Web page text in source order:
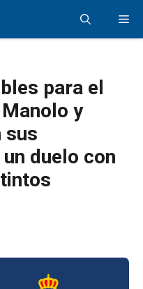
para el
y
sus
duelo con